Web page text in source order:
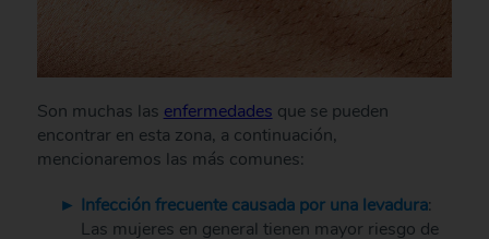
Son muchas las enfermedades que se pueden
encontrar en esta zona, a continuación,
mencionaremos las más comunes:
Infección frecuente causada por una levadura:
Las mujeres en general tienen mayor riesgo de